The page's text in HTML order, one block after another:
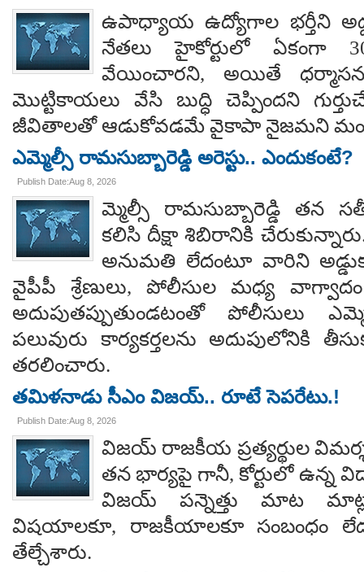
ఉపాధ్యాయ ఉద్యోగాల భర్తీని
నేతలు హైకోర్టులో ఏకంగా
వేయించారని, అయితే
మొట్టికాయలు వేసి బుద్ధి చెప్పిందని
జీవితాలతో ఆడుకోవడమే వైకాపా నైజమని
ఎమ్మెల్సీ రామసుబ్బారెడ్డి అరెస్టు.. ఎందుకంటే?
Publish Date:Aug 8, 2026
మ్మెల్సీ రామసుబ్బారెడ్డి తన
కలిసి దీక్షా శిబిరానికి
అనుమతి లేదంటూ వారిని
వైపీపీ శ్రేణులు, పోలీసుల మధ్య వాగ్వాదం
అదుపుతప్పుతుండటంతో పోలీసులు
పలువురు కార్యకర్తలను అదుపులోనికి
తరలించారు.
తమిళనాడు సీఎం విజయ్.. రూటే సెపరేటు.!
Publish Date:Aug 8, 2026
విజయ్ రాజకీయ ప్రత్యర్థుల
తన భార్యపై గానీ, కోర్టులో ఉన్న
విజయ్ పన్నెత్తు మాట
విషయాలకూ, రాజకీయాలకూ సంబంధం
తేల్చేశారు.